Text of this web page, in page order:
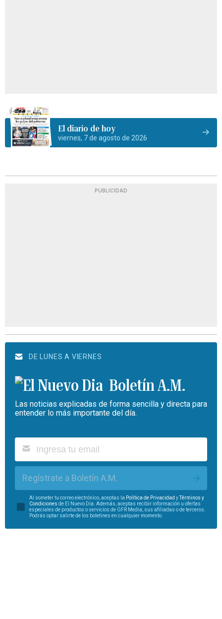
El diario de hoy
viernes, 7 de agosto de 2026
PUBLICIDAD
DE LUNES A VIERNES
Boletín A.M.
Las noticias explicadas de forma sencilla y directa para
entender lo más importante del día.
Regístrate a Boletín A.M.
Al someter tu correo electrónico, aceptas la Política de Privacidad yTérminos y
Condiciones de El Nuevo Día. Además, aceptas recibir información u ofertas
especiales de productos o servicios de GFR Media, sus afiliadas o de terceros.
Podrás optar salirte de los boletines en cualquier momento.